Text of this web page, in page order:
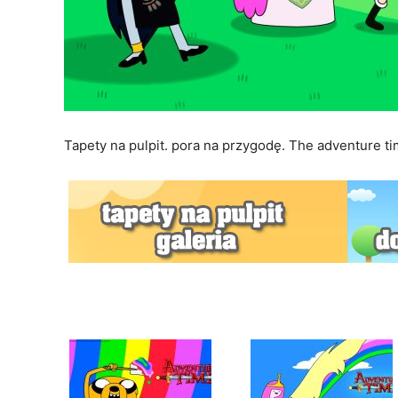
Tapety na pulpit. pora na przygodę. The adventure